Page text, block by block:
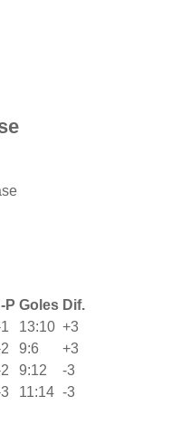
P Goles Dif.
13:10 +3
9:6
+3
9:12
-3
11:14 -3